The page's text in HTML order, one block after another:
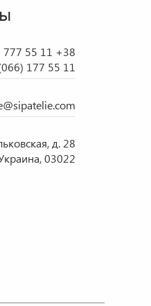
55 11 +38
177 55 11
д. 28
03022